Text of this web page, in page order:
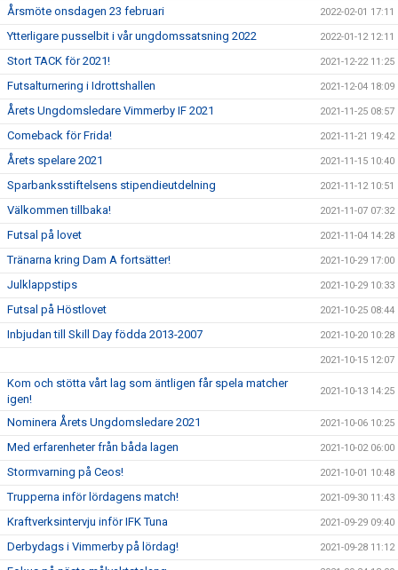
Årsmöte onsdagen 23 februari 2022-02-01 17:11
Ytterligare pusselbit i vår ungdomssatsning 2022 2022-01-12 12:11
Stort TACK för 2021! 2021-12-22 11:25
Futsalturnering i Idrottshallen 2021-12-04 18:09
Årets Ungdomsledare Vimmerby IF 2021 2021-11-25 08:57
Comeback för Frida! 2021-11-21 19:42
Årets spelare 2021 2021-11-15 10:40
Sparbanksstiftelsens stipendieutdelning 2021-11-12 10:51
Välkommen tillbaka! 2021-11-07 07:32
Futsal på lovet 2021-11-04 14:28
Tränarna kring Dam A fortsätter! 2021-10-29 17:00
Julklappstips 2021-10-29 10:33
Futsal på Höstlovet 2021-10-25 08:44
Inbjudan till Skill Day födda 2013-2007 2021-10-20 10:28
2021-10-15 12:07
Kom och stötta vårt lag som äntligen får spela matcher
igen!
2021-10-13 14:25
Nominera Årets Ungdomsledare 2021 2021-10-06 10:25
Med erfarenheter från båda lagen 2021-10-02 06:00
Stormvarning på Ceos! 2021-10-01 10:48
Trupperna inför lördagens match! 2021-09-30 11:43
Kraftverksintervju inför IFK Tuna 2021-09-29 09:40
Derbydags i Vimmerby på lördag! 2021-09-28 11:12